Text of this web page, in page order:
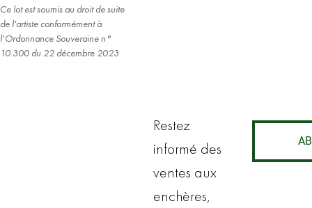
Ce lot est soumis au droit de suite
de l'artiste conformément à
l'Ordonnance Souveraine n°
10.300 du 22 décembre 2023.
Restez
informé des
ventes aux
enchères,